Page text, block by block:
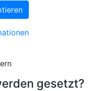
gesetzt?